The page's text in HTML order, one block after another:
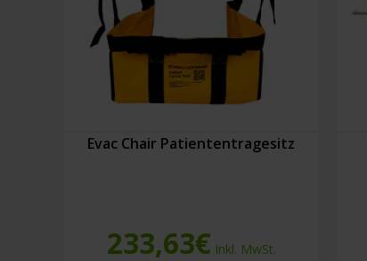
Evac Chair Patiententragesitz
233,63€ Inkl. MwSt.